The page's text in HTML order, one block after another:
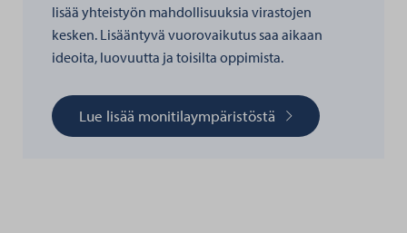
lisää yhteistyön mahdollisuuksia virastojen
kesken. Lisääntyvä vuorovaikutus saa aikaan
ideoita, luovuutta ja toisilta oppimista.
Lue lisää monitilaympäristöstä